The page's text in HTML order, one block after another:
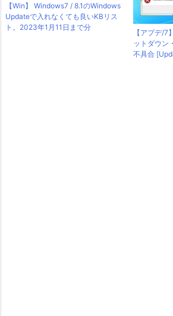
【Win】 Windows7 / 8.1のWindows
Updateで入れなくても良いKBリス
ト。2023年1月11日まで分
【アプデ/7
ットダウン
不具合